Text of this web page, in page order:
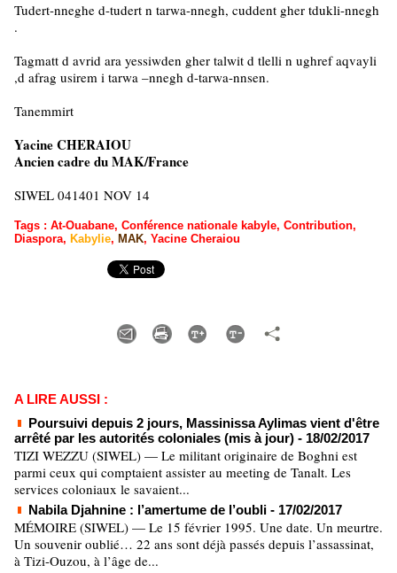
Tudert-nneghe d-tudert n tarwa-nnegh, cuddent gher tdukli-nnegh
.
Tagmatt d avrid ara yessiwden gher talwit d tlelli n ughref aqvayli
,d afrag usirem i tarwa –nnegh d-tarwa-nnsen.
Tanemmirt
Yacine CHERAIOU
Ancien cadre du MAK/France
SIWEL 041401 NOV 14
Tags : At-Ouabane, Conférence nationale kabyle, Contribution,
Diaspora, Kabylie, MAK, Yacine Cheraiou
A LIRE AUSSI :
Poursuivi depuis 2 jours, Massinissa Aylimas vient d'être
arrêté par les autorités coloniales (mis à jour) - 18/02/2017
TIZI WEZZU (SIWEL) — Le militant originaire de Boghni est
parmi ceux qui comptaient assister au meeting de Tanalt. Les
services coloniaux le savaient...
Nabila Djahnine : l’amertume de l’oubli - 17/02/2017
MÉMOIRE (SIWEL) — Le 15 février 1995. Une date. Un meurtre.
Un souvenir oublié… 22 ans sont déjà passés depuis l’assassinat,
à Tizi-Ouzou, à l’âge de...